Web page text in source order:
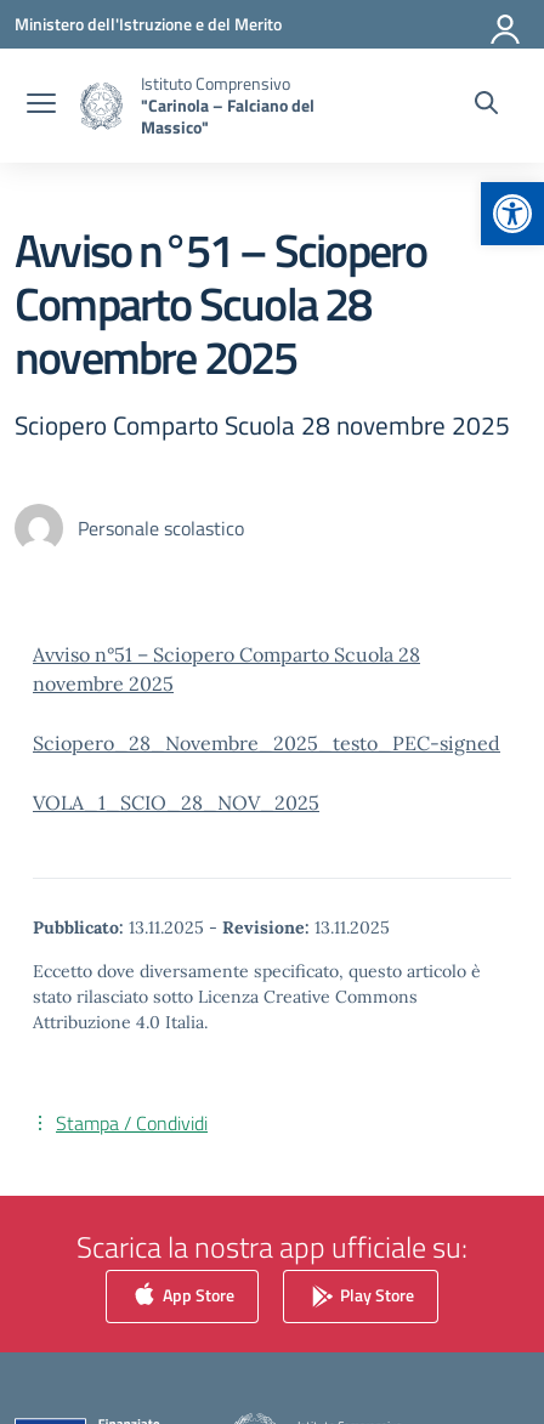
Vai ai contenuti
Vai al menu di navigazione
Vai al footer
Ministero dell'Istruzione e del Merito
Istituto Comprensivo
"Carinola – Falciano del
Massico"
Avviso n°51 – Sciopero
Comparto Scuola 28
novembre 2025
Sciopero Comparto Scuola 28 novembre 2025
Personale scolastico
Avviso n°51 – Sciopero Comparto Scuola 28
novembre 2025
Sciopero_28_Novembre_2025_testo_PEC-signed
VOLA_1_SCIO_28_NOV_2025
Pubblicato: 13.11.2025 - Revisione: 13.11.2025
Eccetto dove diversamente specificato, questo articolo è
stato rilasciato sotto Licenza Creative Commons
Attribuzione 4.0 Italia.
Stampa / Condividi
Scarica la nostra app ufficiale su:
App Store Play Store